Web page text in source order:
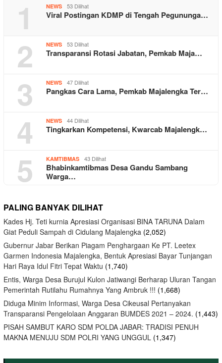
1 NEWS 53 Dilihat
Viral Postingan KDMP di Tengah Pegununga…
2 NEWS 53 Dilihat
Transparansi Rotasi Jabatan, Pemkab Maja…
3 NEWS 47 Dilihat
Pangkas Cara Lama, Pemkab Majalengka Ter…
4 NEWS 44 Dilihat
Tingkarkan Kompetensi, Kwarcab Majalengk…
5 KAMTIBMAS 43 Dilihat
Bhabinkamtibmas Desa Gandu Sambang
Warga…
PALING BANYAK DILIHAT
Kades Hj. Teti kurnia Apresiasi Organisasi BINA TARUNA Dalam
Giat Peduli Sampah di Cidulang Majalengka (2,052)
Gubernur Jabar Berikan Piagam Penghargaan Ke PT. Leetex
Garmen Indonesia Majalengka, Bentuk Apresiasi Bayar Tunjangan
Hari Raya Idul Fitri Tepat Waktu (1,740)
Entis, Warga Desa Burujul Kulon Jatiwangi Berharap Uluran Tangan
Pemerintah Rutilahu Rumahnya Yang Ambruk !!! (1,668)
Diduga Minim Informasi, Warga Desa Cikeusal Pertanyakan
Transparansi Pengelolaan Anggaran BUMDES 2021 – 2024. (1,443)
PISAH SAMBUT KARO SDM POLDA JABAR: TRADISI PENUH
MAKNA MENUJU SDM POLRI YANG UNGGUL (1,347)